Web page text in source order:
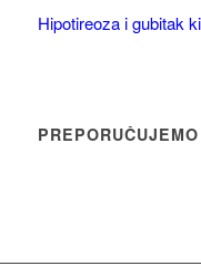
Hipotireoza i gubitak
PREPORUČUJEMO